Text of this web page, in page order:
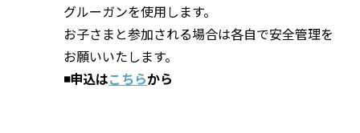
グルーガンを使用します。
お子さまと参加される場合は各自で安全管理を
お願いいたします。
◾️申込はこちらから